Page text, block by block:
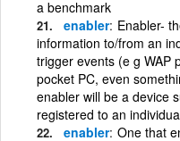
a benchmark
enabler Enabler-
information to/from an
trigger events (e g WAP
pocket PC, even
enabler will be a device
registered to an
enabler One that